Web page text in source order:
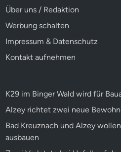
Über uns / Redaktion
Werbung schalten
Impressum & Datenschutz
Kontakt aufnehmen
K29 im Binger Wald wird für
Alzey richtet zwei neue
Bad Kreuznach und Alzey
ausbauen